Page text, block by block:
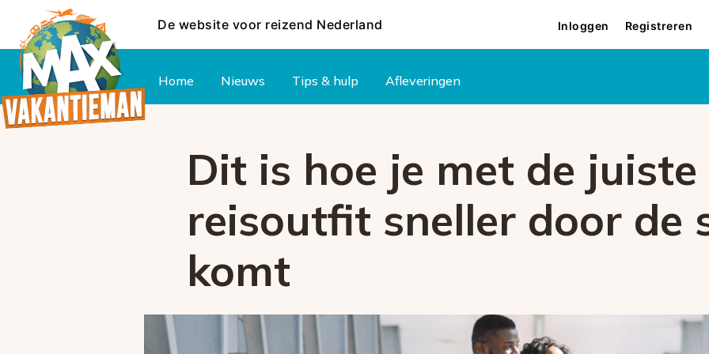
De website voor reizend Nederland Inloggen Registreren
Home Nieuws Tips & hulp Afleveringen
Dit is hoe je met de juiste
reisoutfit sneller door de
komt